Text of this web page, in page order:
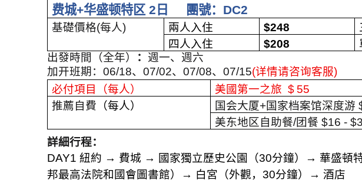
费城+华盛顿特区 2 日 團號： DC2
基礎價格(每人) 兩人入住 $248
四人入住
$208
出發時間（全年）
： 週一、週六
加开班期： 06/18、 07/02、 07/08、 07/15(详情请咨询客服)
必付項目（每人）
美國第一之旅 $ 55
推薦自費 （每人） 国会大厦+国家档案馆深度游
美东地区自助餐/团餐$16 -
詳細行程：
DAY1 紐約 → 費城 → 國家獨立歷史公園（30分鐘） → 華盛頓
邦最高法院和國會圖書館）
→ 白宮（外觀， 30分鐘） → 酒店